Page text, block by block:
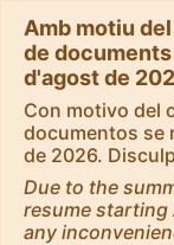
Amb motiu
de
d'agost de
Con motivo del
documentos se
de 2026.
Due to the
resume starting
any